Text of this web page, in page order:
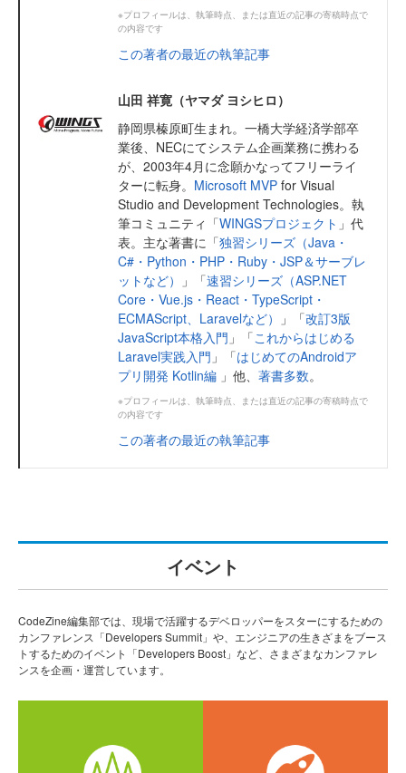
※プロフィールは、執筆時点、または直近の記事の寄稿時点で
の内容です
この著者の最近の執筆記事
山田 祥寛（ヤマダ ヨシヒロ）
静岡県榛原町生まれ。一橋大学経済学部卒
業後、NECにてシステム企画業務に携わる
が、2003年4月に念願かなってフリーライ
ターに転身。 Microsoft MVP for Visual
Studio and Development Technologies。執
筆コミュニティ「WINGSプロジェクト 」代
表。主な著書に「独習シリーズ（Java・
C#・Python・PHP・Ruby・JSP＆サーブレ
ットなど）
」「速習シリーズ（ASP.NET
Core・Vue.js・React・TypeScript・
ECMAScript、Laravelなど）
」「改訂3版
JavaScript本格入門 」「これからはじめる
Laravel実践入門 」「はじめてのAndroidア
プリ開発 Kotlin編 」他、 著書多数。
※プロフィールは、執筆時点、または直近の記事の寄稿時点で
の内容です
この著者の最近の執筆記事
イベント
CodeZine編集部では、現場で活躍するデベロッパーをスターにするための
カンファレンス「Developers Summit」や、エンジニアの生きざまをブース
トするためのイベント「Developers Boost」など、さまざまなカンファレ
ンスを企画・運営しています。